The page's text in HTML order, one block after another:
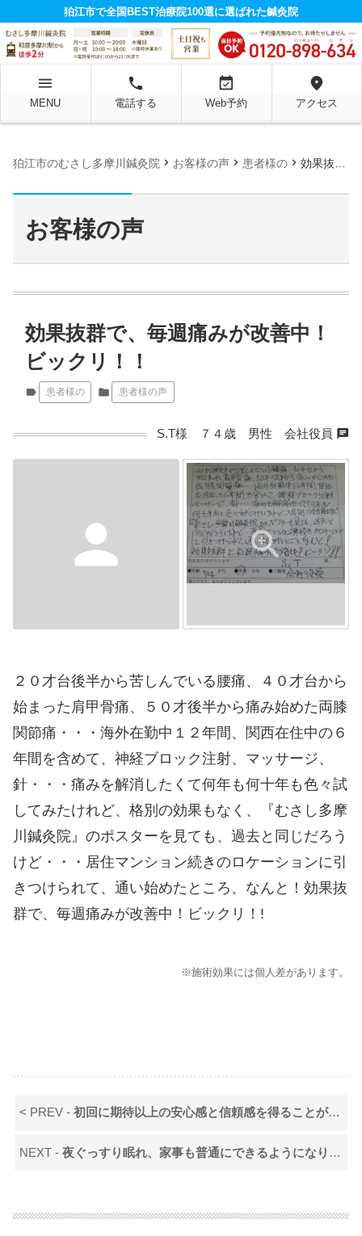
狛江市で全国BEST治療院100選に選ばれた鍼灸院
menu
MENU
local_phone
電話する
event_available
Web予約
location_on
アクセス
狛江市のむさし多摩川鍼灸院 chevron_right お客様の声 chevron_right 患者様の chevron_right 効果抜群で、毎週痛みが改善中！ビックリ！！
お客様の声
効果抜群で、毎週痛みが改善中！
ビックリ！！
label 患者様の folder 患者様の声
S.T様 ７４歳 男性 会社役員 chat
person
２０才台後半から苦しんでいる腰痛、４０才台から
始まった肩甲骨痛、５０才後半から痛み始めた両膝
関節痛・・・海外在勤中１２年間、関西在住中の６
年間を含めて、神経ブロック注射、マッサージ、
針・・・痛みを解消したくて何年も何十年も色々試
してみたけれど、格別の効果もなく、『むさし多摩
川鍼灸院』のポスターを見ても、過去と同じだろう
けど・・・居住マンション続きのロケーションに引
きつけられて、通い始めたところ、なんと！効果抜
群で、毎週痛みが改善中！ビックリ！!
※施術効果には個人差があります。
< PREV -初回に期待以上の安心感と信頼感を得ることができました。
NEXT -夜ぐっすり眠れ、家事も普通にできるようになりました。